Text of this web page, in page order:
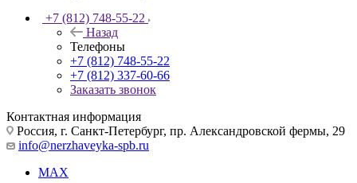
+7 (812) 748-55-22
Назад
Телефоны
+7 (812) 748-55-22
+7 (812) 337-60-66
Заказать звонок
Контактная информация
Россия, г. Санкт-Петербург, пр. Александровской фермы, 29
info@nerzhaveyka-spb.ru
MAX